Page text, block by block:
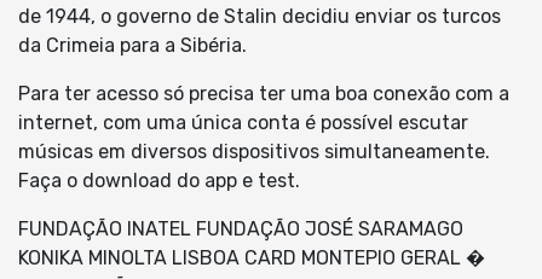
de 1944, o governo de Stalin decidiu enviar os turcos
da Crimeia para a Sibéria.
Para ter acesso só precisa ter uma boa conexão com a
internet, com uma única conta é possível escutar
músicas em diversos dispositivos simultaneamente.
Faça o download do app e test.
FUNDAÇÃO INATEL FUNDAÇÃO JOSÉ SARAMAGO
KONIKA MINOLTA LISBOA CARD MONTEPIO GERAL �